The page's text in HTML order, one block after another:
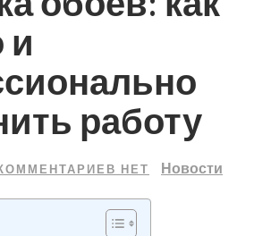
и
работу
НЕТ Новости